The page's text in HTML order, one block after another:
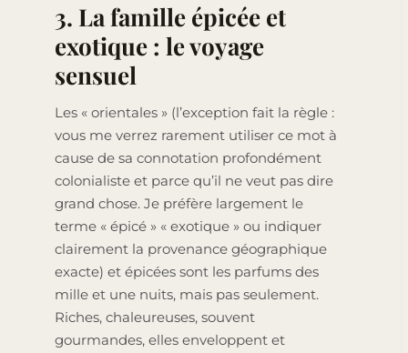
3. La famille épicée et
exotique : le voyage
sensuel
Les « orientales » (l’exception fait la règle :
vous me verrez rarement utiliser ce mot à
cause de sa connotation profondément
colonialiste et parce qu’il ne veut pas dire
grand chose. Je préfère largement le
terme « épicé » « exotique » ou indiquer
clairement la provenance géographique
exacte) et épicées sont les parfums des
mille et une nuits, mais pas seulement.
Riches, chaleureuses, souvent
gourmandes, elles enveloppent et